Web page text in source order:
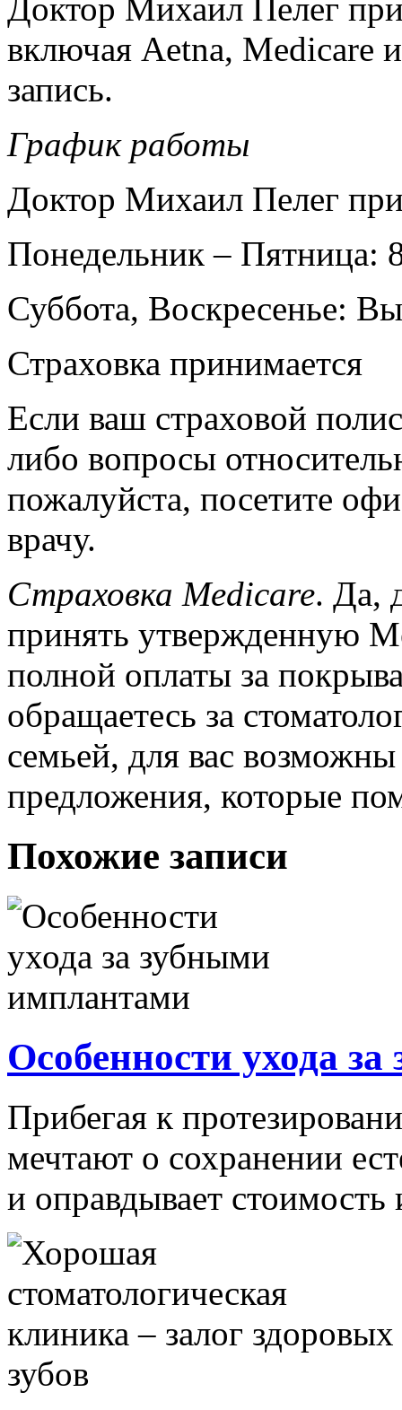
Доктор Михаил Пелег
включая Aetna, Medicare
запись.
График работы
Доктор Михаил Пелег
Понедельник – Пятница:
Суббота, Воскресенье:
Страховка принимается
Если ваш страховой
либо вопросы
пожалуйста, посетите
врачу.
Страховка Medicare. Да,
принять утвержденную
полной оплаты за
обращаетесь за
семьей, для вас
предложения, которые
Похожие записи
Особенности ухода
Прибегая к
мечтают о сохранении
и оправдывает